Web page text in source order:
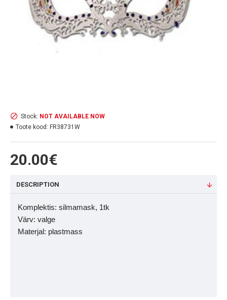
20.00€
Stock: NOT AVAILABLE NOW
Toote kood: FR38731W
DESCRIPTION
Komplektis: silmamask, 1tk
Värv: valge
Materjal: plastmass